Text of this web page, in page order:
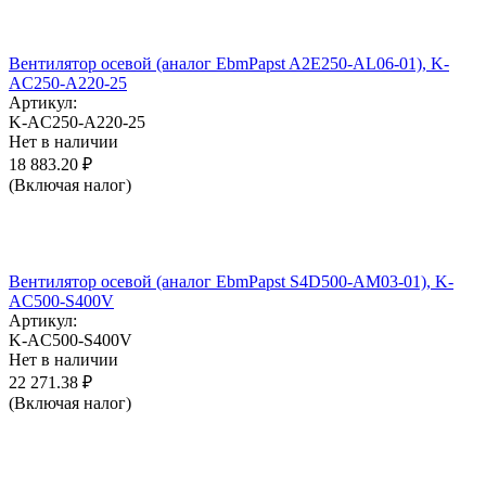
Вентилятор осевой (аналог EbmPapst A2E250-AL06-01), K-
AC250-A220-25
Артикул:
K-AC250-A220-25
Нет в наличии
18 883.20 ₽
(Включая налог)
Вентилятор осевой (аналог EbmPapst S4D500-AM03-01), K-
AC500-S400V
Артикул:
K-AC500-S400V
Нет в наличии
22 271.38 ₽
(Включая налог)